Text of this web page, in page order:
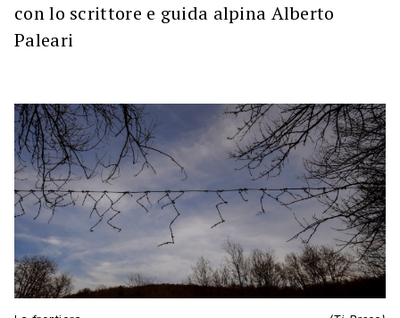
con lo scrittore e guida alpina Alberto
Paleari